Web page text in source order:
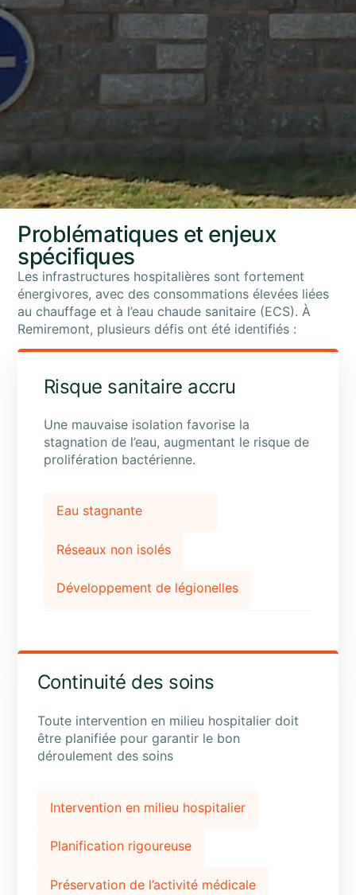
Problématiques et enjeux
spécifiques
Les infrastructures hospitalières sont fortement
énergivores, avec des consommations élevées liées
au chauffage et à l’eau chaude sanitaire (ECS). À
Remiremont, plusieurs défis ont été identifiés :
Risque sanitaire accru
Une mauvaise isolation favorise la
stagnation de l’eau, augmentant le risque de
prolifération bactérienne.
Eau stagnante
Réseaux non isolés
Développement de légionelles
Continuité des soins
Toute intervention en milieu hospitalier doit
être planifiée pour garantir le bon
déroulement des soins
Intervention en milieu hospitalier
Planification rigoureuse
Préservation de l’activité médicale